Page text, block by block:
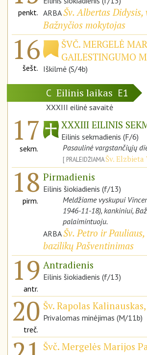
penkt. ARBAŠv. Albertas Didysis,
Bažnyčios mokytojas
16
šešt.
ŠVČ. MERGELĖ
GAILESTINGUMO
Iškilmė (S/4b)
C Eilinis laikas E1
XXXIII eilinė savaitė
17
sekm.
XXXIII EILINIS
Eilinis sekmadienis (F/6)
Pasaulinė vargstančiųjų
PRALEIDŽIAMAŠv.
18
pirm.
Pirmadienis
Eilinis šiokiadienis (f/13)
Meldžiame vyskupui
1946-11-18), kankiniui,
palaimintuoju.
ARBAŠv. Petro ir
bazilikų Pašventinimas
19
antr.
Antradienis
Eilinis šiokiadienis (f/13)
20
treč.
Šv. Rapolas
Privalomas minėjimas (M/11b)
Švč. Mergelės Marijos